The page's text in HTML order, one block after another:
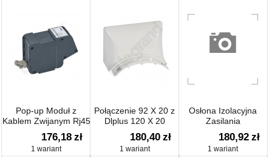
Pop-up Moduł z
Kablem Zwijanym Rj45
Kat6utp
176,18 zł
1 wariant
Połączenie 92 X 20 z
Dlplus 120 X 20
180,40 zł
1 wariant
Osłona Izolacyjna
Zasilania
180,92 zł
1 wariant